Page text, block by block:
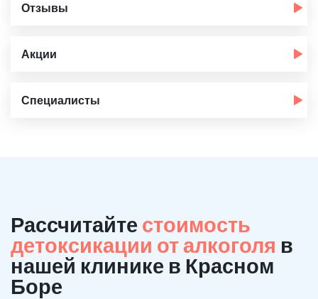
Отзывы
Акции
Специалисты
Рассчитайте стоимость
детоксикации от алкоголя в
нашей клинике в Красном
Боре